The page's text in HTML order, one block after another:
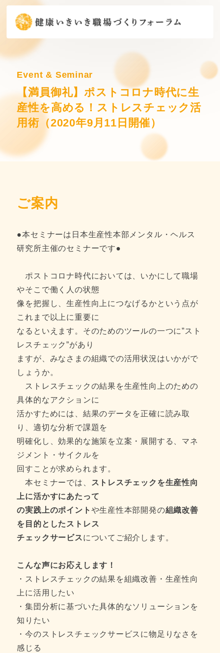
Event & Seminar
【満員御礼】ポストコロナ時代に生
産性を高める！ストレスチェック活
用術（2020年9月11日開催）
ご案内
●本セミナーは日本生産性本部メンタル・ヘルス
研究所主催のセミナーです●
ポストコロナ時代においては、いかにして職場
やそこで働く人の状態
像を把握し、生産性向上につなげるかという点が
これまで以上に重要に
なるといえます。そのためのツールの一つに”スト
レスチェック”があり
ますが、みなさまの組織での活用状況はいかがで
しょうか。
ストレスチェックの結果を生産性向上のための
具体的なアクションに
活かすためには、結果のデータを正確に読み取
り、適切な分析で課題を
明確化し、効果的な施策を立案・展開する、マネ
ジメント・サイクルを
回すことが求められます。
本セミナーでは、 ストレスチェックを生産性向
上に活かすにあたって
の実践上のポイント や生産性本部開発の組織改善
を目的としたストレス
チェックサービスについてご紹介します。
こんな声にお応えします！
・ストレスチェックの結果を組織改善・生産性向
上に活用したい
・集団分析に基づいた具体的なソリューションを
知りたい
・今のストレスチェックサービスに物足りなさを
感じる